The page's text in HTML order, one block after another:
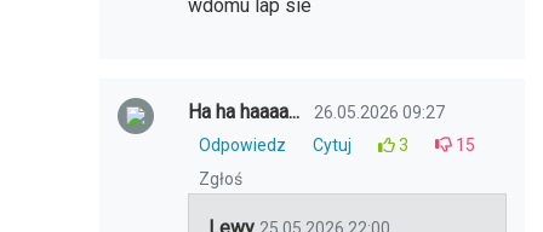
wdomu lap sie
Ha ha haaaa...
26.05.2026 09:27
Odpowiedz
Cytuj 3
15
Zgłoś